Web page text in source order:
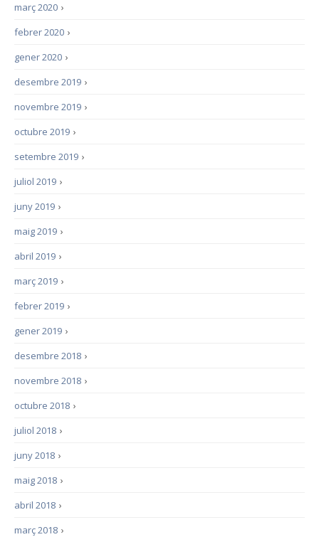
›
març 2020
›
febrer 2020
›
gener 2020
›
desembre 2019
›
novembre 2019
›
octubre 2019
›
setembre 2019
›
juliol 2019
›
juny 2019
›
maig 2019
›
abril 2019
›
març 2019
›
febrer 2019
›
gener 2019
›
desembre 2018
›
novembre 2018
›
octubre 2018
›
juliol 2018
›
juny 2018
›
maig 2018
›
abril 2018
›
març 2018